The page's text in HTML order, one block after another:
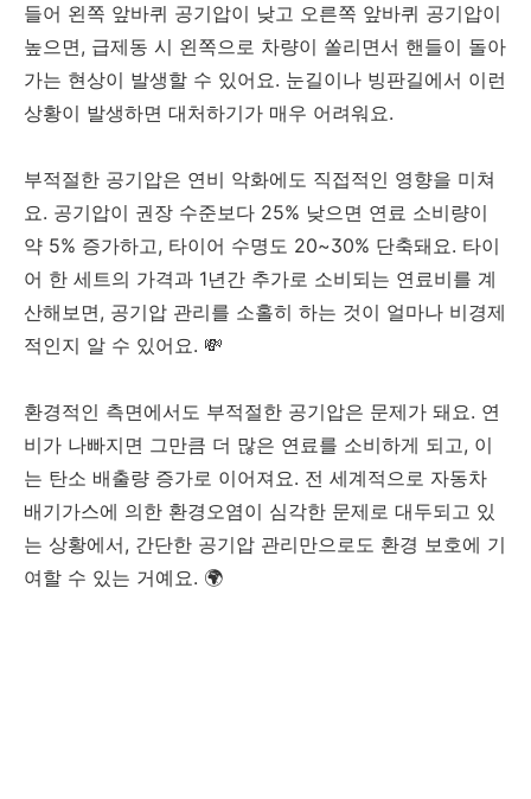
들어 왼쪽 앞바퀴 공기압이 낮고 오른쪽 앞바퀴 공기압이
높으면, 급제동 시 왼쪽으로 차량이 쏠리면서 핸들이 돌아
가는 현상이 발생할 수 있어요. 눈길이나 빙판길에서 이런
상황이 발생하면 대처하기가 매우 어려워요.
부적절한 공기압은 연비 악화에도 직접적인 영향을 미쳐
요. 공기압이 권장 수준보다 25% 낮으면 연료 소비량이
약 5% 증가하고, 타이어 수명도 20~30% 단축돼요. 타이
어 한 세트의 가격과 1년간 추가로 소비되는 연료비를 계
산해보면, 공기압 관리를 소홀히 하는 것이 얼마나 비경제
적인지 알 수 있어요. 💸
환경적인 측면에서도 부적절한 공기압은 문제가 돼요. 연
비가 나빠지면 그만큼 더 많은 연료를 소비하게 되고, 이
는 탄소 배출량 증가로 이어져요. 전 세계적으로 자동차
배기가스에 의한 환경오염이 심각한 문제로 대두되고 있
는 상황에서, 간단한 공기압 관리만으로도 환경 보호에 기
여할 수 있는 거예요. 🌍